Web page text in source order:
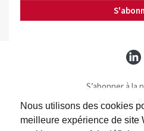
Nous utilisons des cookies
meilleure expérience de site
S’abonner à la
S’abonner